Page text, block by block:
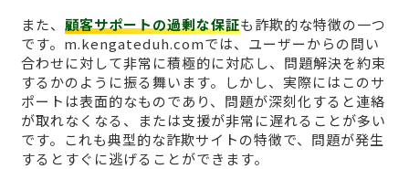
また、 顧客サポートの過剰な保証も詐欺的な特徴の一つ
です。m.kengateduh.comでは、ユーザーからの問い
合わせに対して非常に積極的に対応し、問題解決を約束
するかのように振る舞います。しかし、実際にはこのサ
ポートは表面的なものであり、問題が深刻化すると連絡
が取れなくなる、または支援が非常に遅れることが多い
です。これも典型的な詐欺サイトの特徴で、問題が発生
するとすぐに逃げることができます。